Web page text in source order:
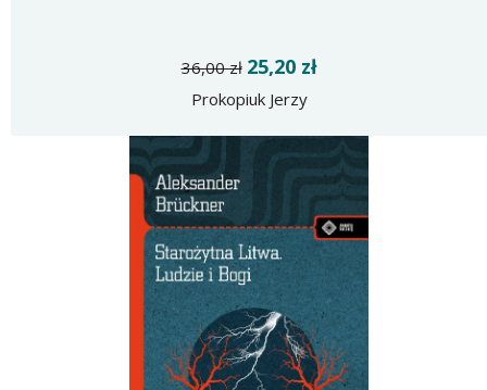
36,00 zł 25,20 zł
Prokopiuk Jerzy